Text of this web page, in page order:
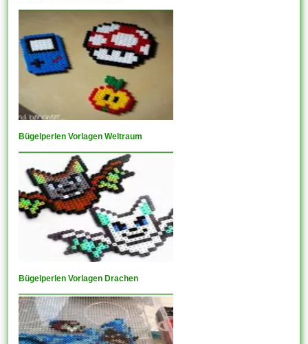
Bügelperlen Vorlagen Weltraum
Bügelperlen Vorlagen Drachen